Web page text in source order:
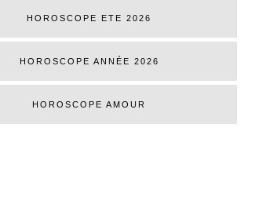
HOROSCOPE ETE 2026
HOROSCOPE ANNÉE 2026
HOROSCOPE AMOUR